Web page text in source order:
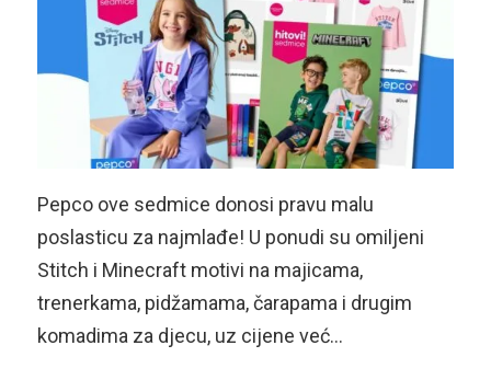
Pepco ove sedmice donosi pravu malu
poslasticu za najmlađe! U ponudi su omiljeni
Stitch i Minecraft motivi na majicama,
trenerkama, pidžamama, čarapama i drugim
komadima za djecu, uz cijene već…